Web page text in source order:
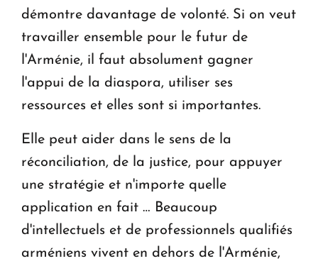
démontre davantage de volonté. Si on veut
travailler ensemble pour le futur de
l'Arménie, il faut absolument gagner
l'appui de la diaspora, utiliser ses
ressources et elles sont si importantes.
Elle peut aider dans le sens de la
réconciliation, de la justice, pour appuyer
une stratégie et n'importe quelle
application en fait … Beaucoup
d'intellectuels et de professionnels qualifiés
arméniens vivent en dehors de l'Arménie,